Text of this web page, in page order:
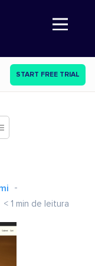
Abre a navegação
START FREE TRIAL
< 1 min de leitura